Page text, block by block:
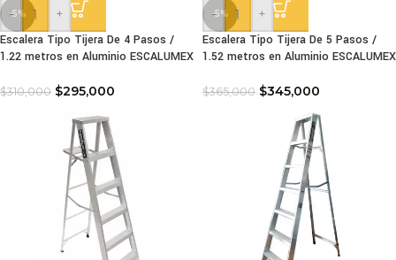
-5%
-
+
Escalera Tipo Tijera De 4 Pasos /
1.22 metros en Aluminio ESCALUMEX
$310,000 $295,000
-5%
-
+
Escalera Tipo Tijera De 5 Pasos /
1.52 metros en Aluminio ESCALUMEX
$365,000 $345,000